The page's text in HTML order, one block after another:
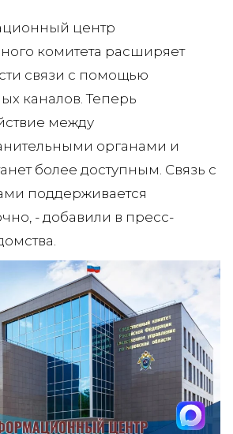
центр
комитета расширяет
связи с помощью
каналов. Теперь
между
органами и
более доступным. Связь с
поддерживается
- добавили в пресс-